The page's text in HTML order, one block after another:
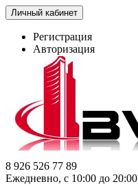
Личный кабинет
Регистрация
Авторизация
8 926 526 77 89
Ежедневно, с 10:00 до 20:00